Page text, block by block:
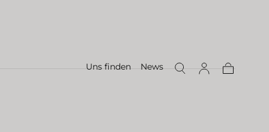
Uns finden News